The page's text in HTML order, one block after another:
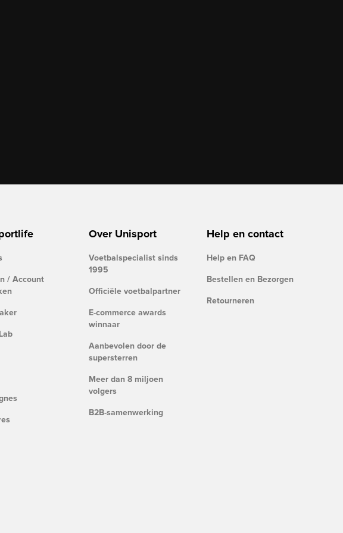
/ Account
Over Unisport
Voetbalspecialist sinds
1995
Officiële voetbalpartner
E-commerce awards
winnaar
Aanbevolen door de
supersterren
Meer dan 8 miljoen
volgers
B2B-samenwerking
Help en contact
Help en FAQ
Bestellen en Bezorgen
Retourneren